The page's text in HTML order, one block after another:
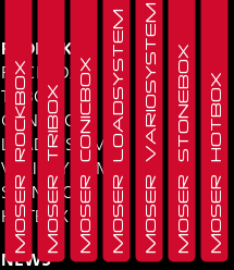
MOSER ROCKBOXMOSER TRIBOXMOSER CONICBOXMOSER LOADSYSTEMMOSER VARIOSYSTEMMOSER STONEBOXMOSER HOTBOX
PRODUKTE
ROCKBOX
TRIBOX
CONICBOX
LOADSYSTEM
VARIOSYSTEM
STONEBOX
HOTBOX
NEWS